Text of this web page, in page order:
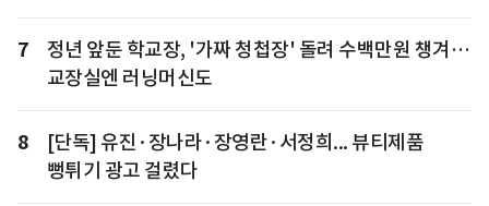
7
정년 앞둔 학교장, '가짜 청첩장' 돌려 수백만원 챙겨…
교장실엔 러닝머신도
8
[단독] 유진·장나라·장영란·서정희... 뷰티제품
뻥튀기 광고 걸렸다